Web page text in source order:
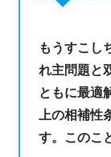
もうすこし
れ主問題と
ともに最適
上の相補
す。このこ